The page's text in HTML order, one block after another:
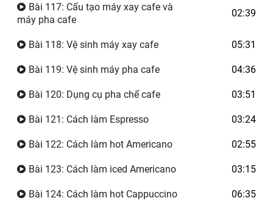
Bài 117: Cấu tạo máy xay cafe và
máy pha cafe
02:39
Bài 118: Vệ sinh máy xay cafe 05:31
Bài 119: Vệ sinh máy pha cafe 04:36
Bài 120: Dụng cụ pha chế cafe 03:51
Bài 121: Cách làm Espresso 03:24
Bài 122: Cách làm hot Americano 02:55
Bài 123: Cách làm iced Americano 03:15
Bài 124: Cách làm hot Cappuccino 06:35